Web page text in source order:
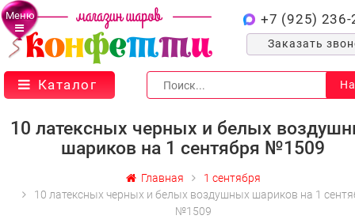
Меню +7 (925) 236-
Заказать
Каталог
10 латексных черных и белых
шариков на 1 сентября №1509
Главная
1 сентября
10 латексных черных и белых воздушных шариков на 1
№1509